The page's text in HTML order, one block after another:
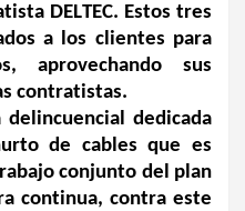
DELTEC. Estos tres
a los clientes para
aprovechando sus
contratistas.
delincuencial dedicada
de cables que es
conjunto del plan
continua, contra este